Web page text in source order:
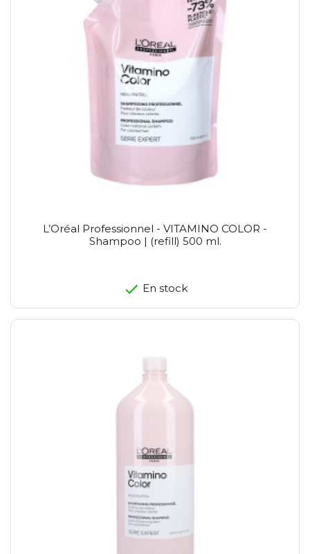
L’Oréal Professionnel - VITAMINO COLOR -
Shampoo | (refill) 500 ml.
En stock